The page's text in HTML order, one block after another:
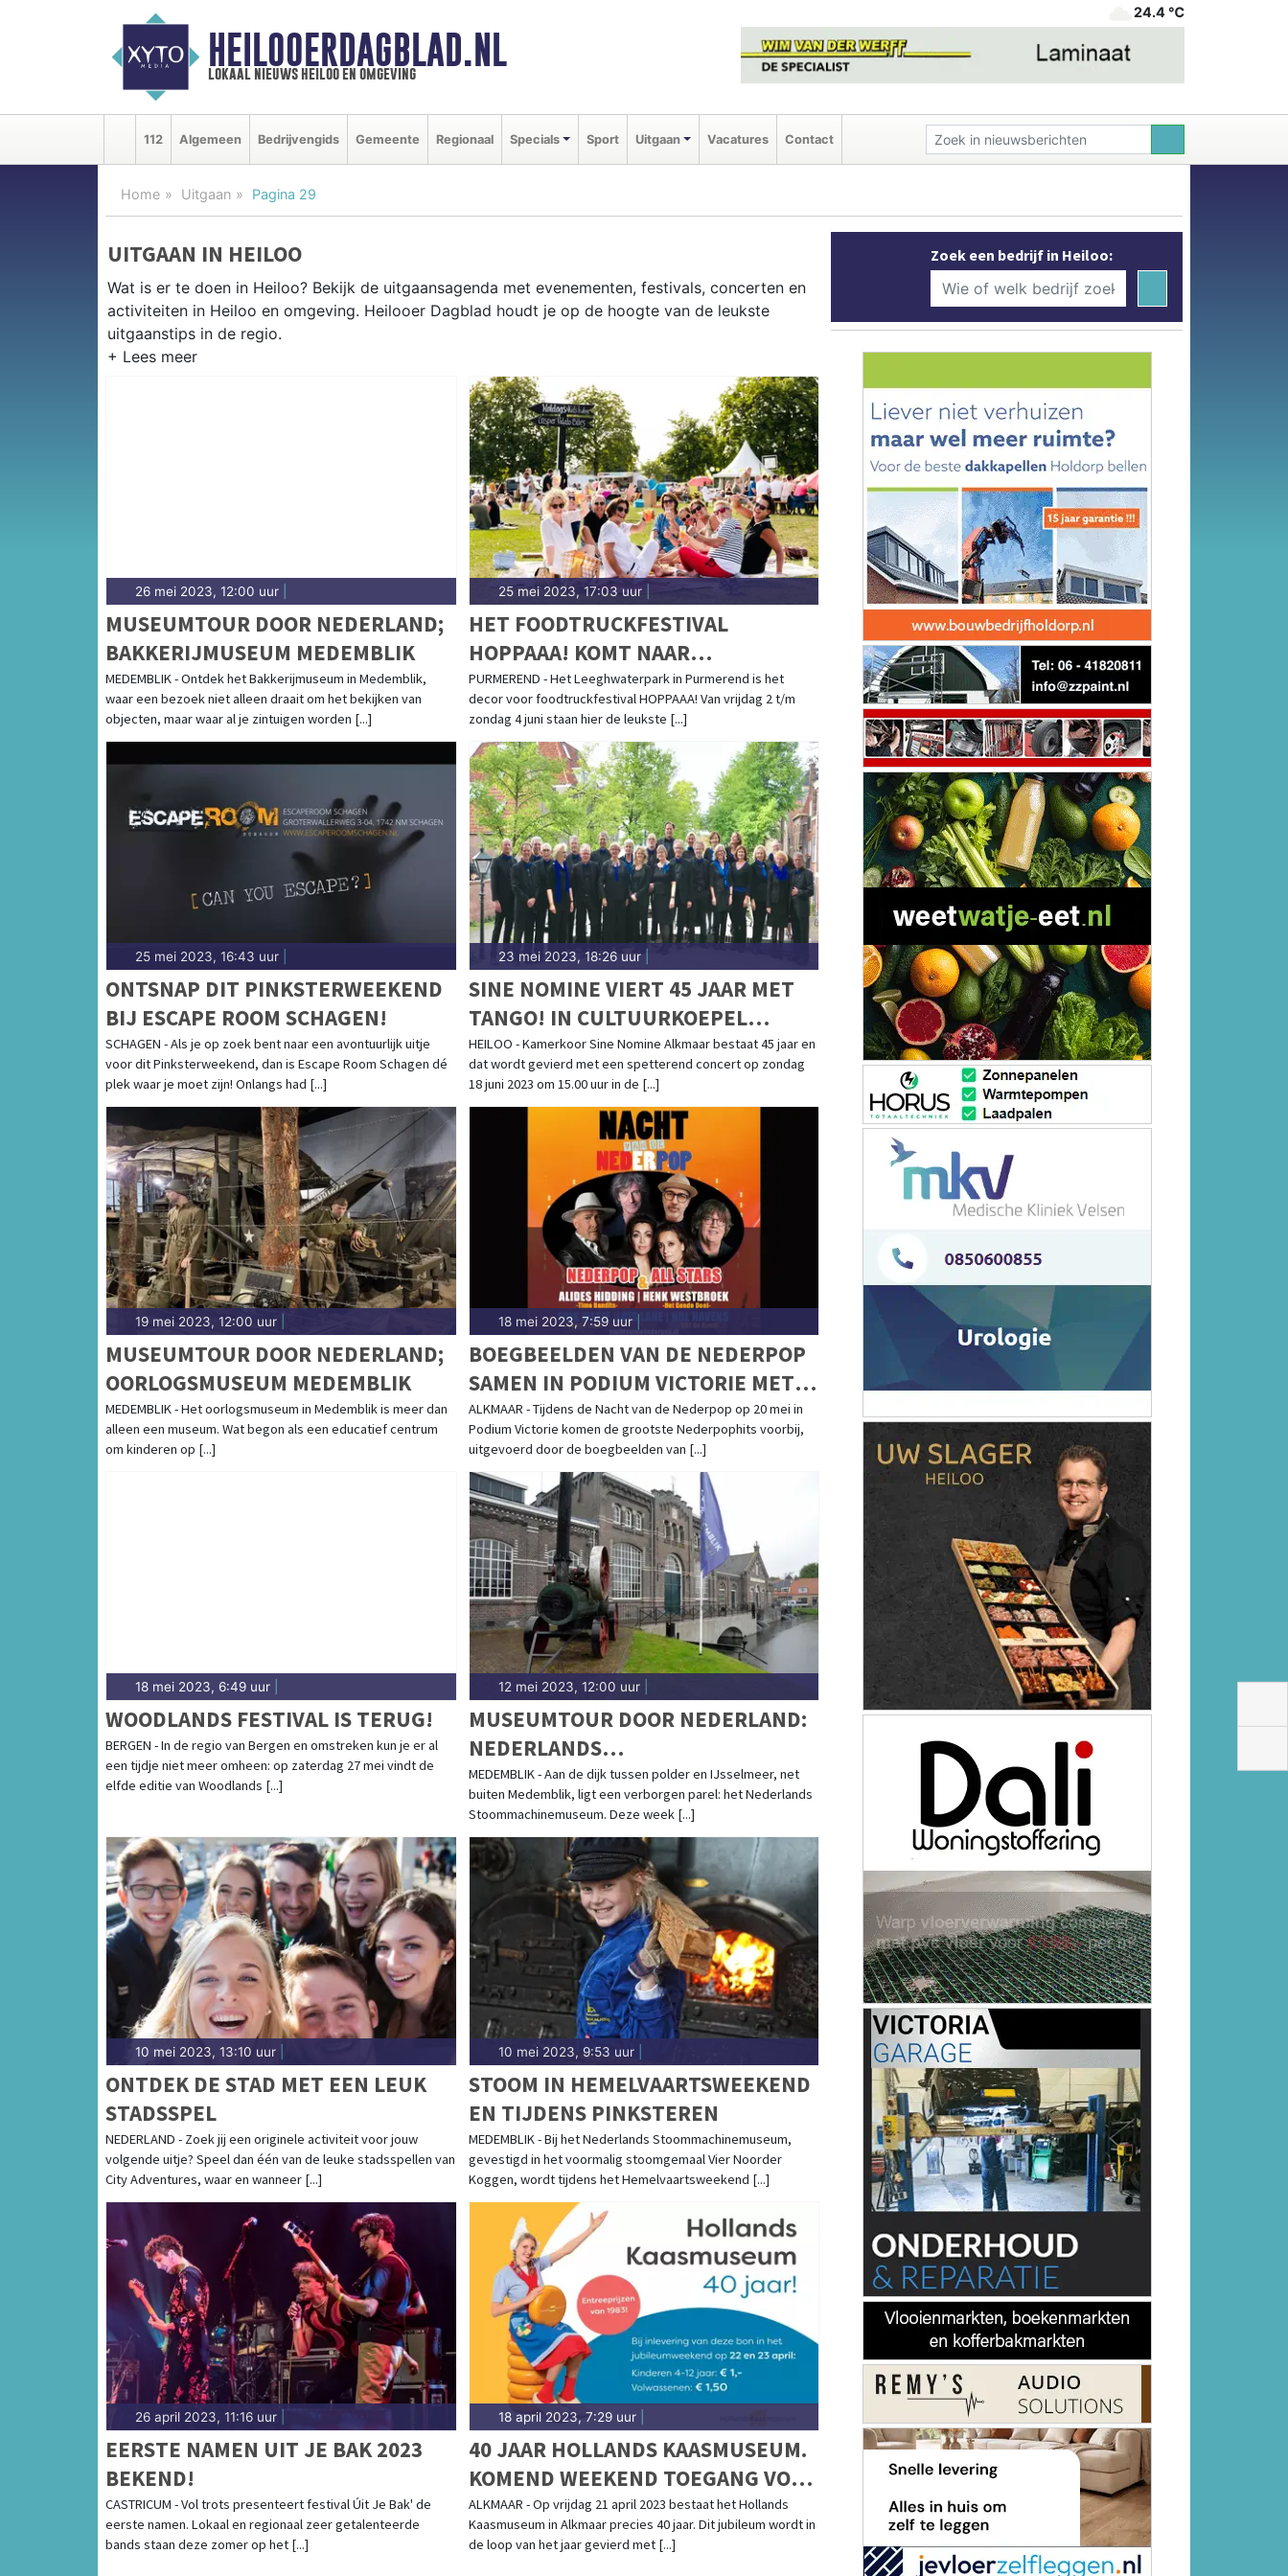
HEILOOERDAGBLAD.NL
lokaal nieuws heiloo en omgeving
24.4 ℃
112 Algemeen Bedrijvengids Gemeente Regionaal Specials Sport Uitgaan Vacatures Contact
Home Uitgaan Pagina 29
UITGAAN IN HEILOO
Wat is er te doen in Heiloo? Bekijk de uitgaansagenda met evenementen, festivals, concerten en
activiteiten in Heiloo en omgeving. Heilooer Dagblad houdt je op de hoogte van de leukste
uitgaanstips in de regio.
Van markten en culturele evenementen tot muziekfestivals en culinaire events - ontdek het
26 mei 2023, 12:00 uur
MUSEUMTOUR DOOR NEDERLAND;
BAKKERIJMUSEUM MEDEMBLIK
MEDEMBLIK - Ontdek het Bakkerijmuseum in Medemblik,
waar een bezoek niet alleen draait om het bekijken van
objecten, maar waar al je zintuigen worden [...]
25 mei 2023, 17:03 uur|
HET FOODTRUCKFESTIVAL
HOPPAAA! KOMT NAAR
PURMEREND!
PURMEREND - Het Leeghwaterpark in Purmerend is het
decor voor foodtruckfestival HOPPAAA! Van vrijdag 2 t/m
zondag 4 juni staan hier de leukste [...]
25 mei 2023, 16:43 uur
ONTSNAP DIT PINKSTERWEEKEND
BIJ ESCAPE ROOM SCHAGEN!
SCHAGEN - Als je op zoek bent naar een avontuurlijk uitje
voor dit Pinksterweekend, dan is Escape Room Schagen dé
plek waar je moet zijn! Onlangs had [...]
23 mei 2023, 18:26 uur|
SINE NOMINE VIERT 45 JAAR MET
TANGO! IN CULTUURKOEPEL
HEILOO
HEILOO - Kamerkoor Sine Nomine Alkmaar bestaat 45 jaar en
dat wordt gevierd met een spetterend concert op zondag
18 juni 2023 om 15.00 uur in de [...]
19 mei 2023, 12:00 uur
MUSEUMTOUR DOOR NEDERLAND;
OORLOGSMUSEUM MEDEMBLIK
MEDEMBLIK - Het oorlogsmuseum in Medemblik is meer dan
alleen een museum. Wat begon als een educatief centrum
om kinderen op [...]
18 mei 2023, 7:59 uur|
BOEGBEELDEN VAN DE NEDERPOP
SAMEN IN PODIUM VICTORIE MET
NEDERPOP ALL STARS
ALKMAAR - Tijdens de Nacht van de Nederpop op 20 mei in
Podium Victorie komen de grootste Nederpophits voorbij,
uitgevoerd door de boegbeelden van [...]
18 mei 2023, 6:49 uur
WOODLANDS FESTIVAL IS TERUG!
BERGEN - In de regio van Bergen en omstreken kun je er al
een tijdje niet meer omheen: op zaterdag 27 mei vindt de
elfde editie van Woodlands [...]
12 mei 2023, 12:00 uur|
MUSEUMTOUR DOOR NEDERLAND:
NEDERLANDS
STOOMMACHINEMUSEUM
MEDEMBLIK - Aan de dijk tussen polder en IJsselmeer, net
buiten Medemblik, ligt een verborgen parel: het Nederlands
Stoommachinemuseum. Deze week [...]
10 mei 2023, 13:10 uur
ONTDEK DE STAD MET EEN LEUK
STADSSPEL
NEDERLAND - Zoek jij een originele activiteit voor jouw
volgende uitje? Speel dan één van de leuke stadsspellen van
City Adventures, waar en wanneer [...]
10 mei 2023, 9:53 uur|
STOOM IN HEMELVAARTSWEEKEND
EN TIJDENS PINKSTEREN
MEDEMBLIK - Bij het Nederlands Stoommachinemuseum,
gevestigd in het voormalig stoomgemaal Vier Noorder
Koggen, wordt tijdens het Hemelvaartsweekend [...]
26 april 2023, 11:16 uur
EERSTE NAMEN UIT JE BAK 2023
BEKEND!
CASTRICUM - Vol trots presenteert festival Úit Je Bak' de
eerste namen. Lokaal en regionaal zeer getalenteerde
bands staan deze zomer op het [...]
18 april 2023, 7:29 uur|
40 JAAR HOLLANDS KAASMUSEUM.
KOMEND WEEKEND TOEGANG VOOR
DE PRIJZEN VAN 1983
ALKMAAR - Op vrijdag 21 april 2023 bestaat het Hollands
Kaasmuseum in Alkmaar precies 40 jaar. Dit jubileum wordt in
de loop van het jaar gevierd met [...]
Zoek een bedrijf in Heiloo: